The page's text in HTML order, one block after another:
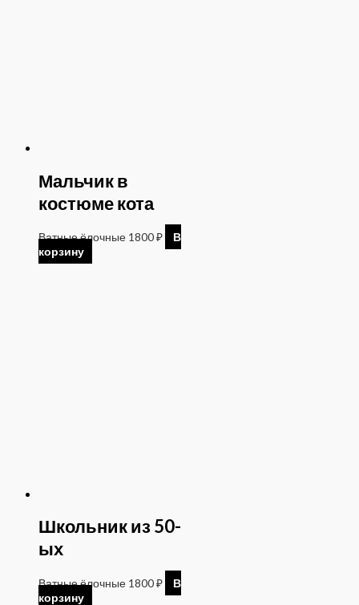
Мальчик в
костюме кота
Ватные ёлочные 1800₽
В
корзину
Школьник из 50-
ых
Ватные ёлочные 1800₽
В
корзину